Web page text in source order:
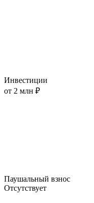
Инвестиции
от 2 млн ₽
Паушальный взнос
Отсутствует